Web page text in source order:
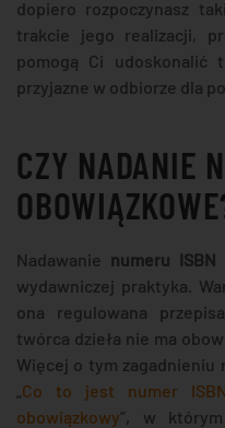
dopiero rozpoczynasz
trakcie jego realizacji,
pomogą Ci udoskonalić
przyjazne w odbiorze dla
CZY NADANIE
Nadawanie numeru ISBN
wydawniczej praktyka.
ona regulowana
twórca dzieła nie ma
Więcej o tym zagadnieniu
Co to jest numer
obowiązkowy”, w którym